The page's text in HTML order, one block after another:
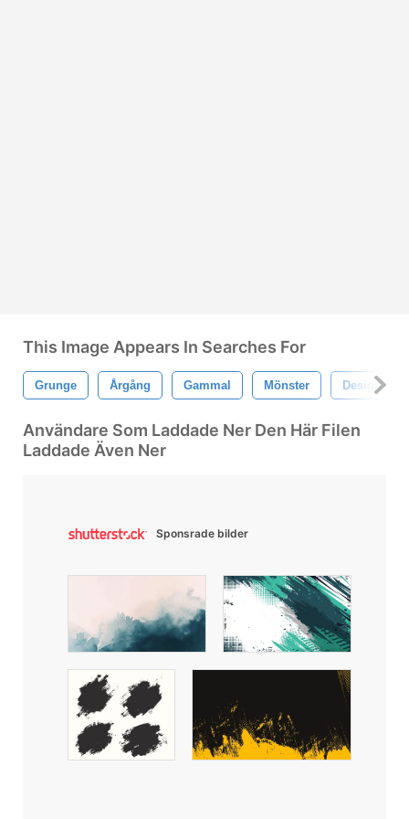
This Image Appears In Searches For
Grunge Årgång Gammal Mönster Design
Användare Som Laddade Ner Den Här Filen
Laddade Även Ner
Sponsrade bilder